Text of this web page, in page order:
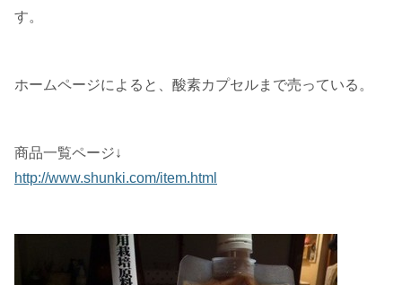
す。
ホームページによると、酸素カプセルまで売っている。
商品一覧ページ↓
http://www.shunki.com/item.html